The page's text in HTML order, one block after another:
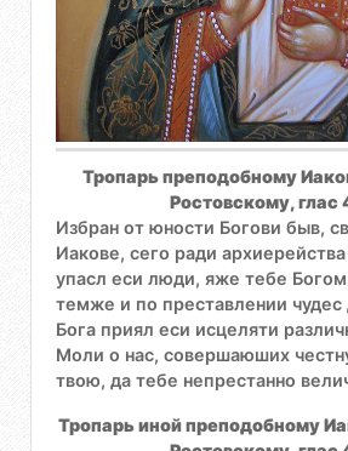
Тропарь преподобному
Ростовскому, глас
Избран от юности Богови быв,
Иакове, сего ради
упасл еси люди, яже тебе
темже и по преставлении чудес
Бога приял еси исцеляти
Моли о нас, совершаюших
твою, да тебе непрестанно
Тропарь иной преподобному